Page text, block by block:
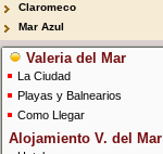
Claromeco
Mar Azul
Valeria del Mar
La Ciudad
Playas y Balnearios
Como Llegar
Alojamiento V. del Mar